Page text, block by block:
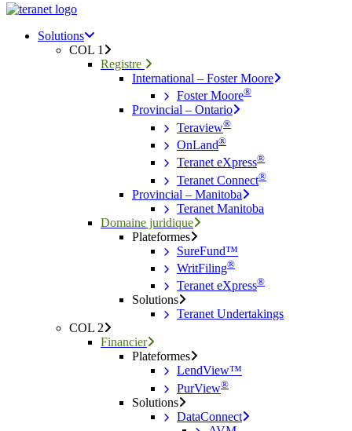
Menu
search
Menu
Solutions
COL 1
Registre
International – Foster Moore
Foster Moore®
Provincial – Ontario
Teraview®
OnLand®
Teranet eXpress®
Teranet Connect®
Provincial – Manitoba
Teranet Manitoba
Domaine juridique
Plateformes
SureFund™
WritFiling®
Teranet eXpress®
Solutions
Teranet Undertakings
COL 2
Financier
Plateformes
LendView™
PurView®
Solutions
DataConnect